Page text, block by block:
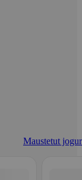
Maustetut